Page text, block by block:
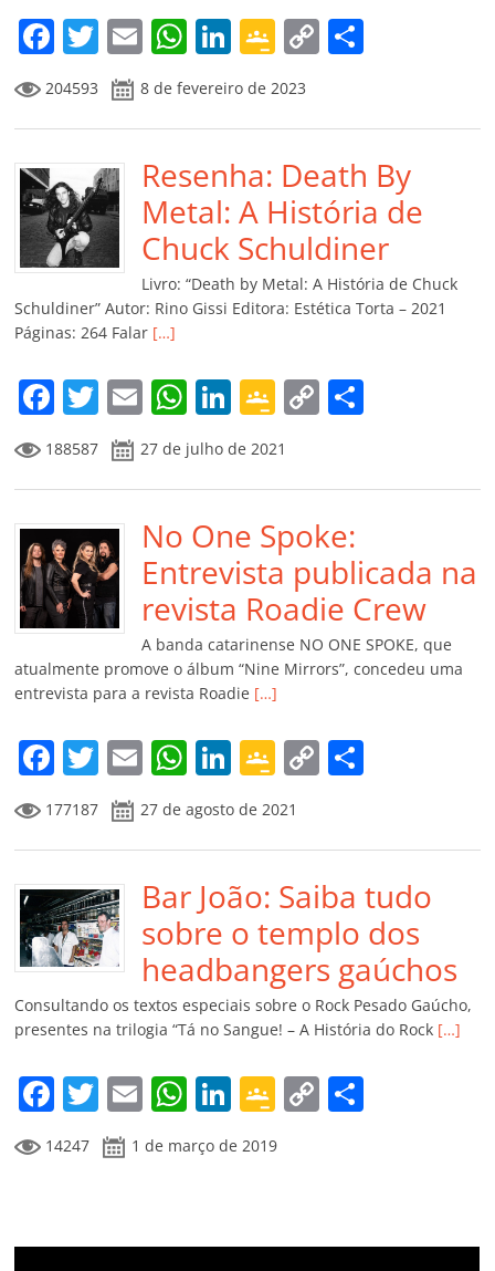
F
a
c
e
b
o
o
k
T
w
itt
er
E
m
ai
l
W
at
s
A
p
p
Li
k
e
dI
n
G
o
o
gl
e
Cl
a
ss
ro
m
C
y
Li
n
k
p
ar
til
h
ar
204593 8 de fevereiro de 2023
Resenha: Death By
Metal: A História de
Chuck Schuldiner
Livro: “Death by Metal: A História de Chuck
Schuldiner” Autor: Rino Gissi Editora: Estética Torta – 2021
Páginas: 264 Falar […]
F
a
c
e
b
o
o
k
T
w
itt
er
E
m
ai
l
W
h
at
s
A
p
p
Li
n
k
e
dI
n
G
o
o
gl
e
Cl
a
ss
ro
o
m
C
y
Li
n
k
p
til
h
ar
188587 27 de julho de 2021
No One Spoke:
Entrevista publicada na
revista Roadie Crew
A banda catarinense NO ONE SPOKE, que
atualmente promove o álbum “Nine Mirrors”, concedeu uma
entrevista para a revista Roadie […]
F
a
c
e
b
o
o
k
T
w
itt
er
E
m
ai
l
W
at
s
A
p
p
Li
n
k
e
dI
n
G
o
o
gl
e
Cl
a
ss
ro
o
m
C
y
Li
n
k
p
ar
til
h
ar
177187 27 de agosto de 2021
Bar João: Saiba tudo
sobre o templo dos
headbangers gaúchos
Consultando os textos especiais sobre o Rock Pesado Gaúcho,
presentes na trilogia “Tá no Sangue! – A História do Rock […]
F
a
c
b
T
w
itt
E
m
ai
W
at
A
Li
n
k
dI
G
o
o
e
C
Li ar
14247 1 de março de 2019